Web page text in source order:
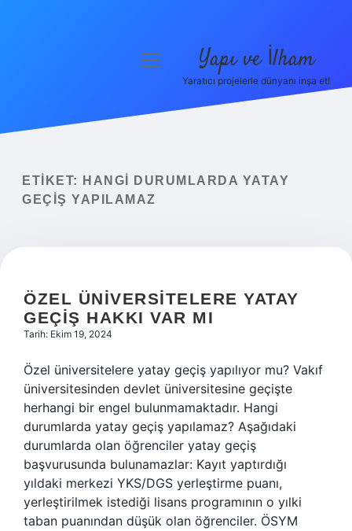
Yasal Uyarı
menüyü
Yapı ve İlham
Yaratıcı projelerle dünyanı inşa et!
ETIKET:
HANGI DURUMLARDA YATAY
GEÇIŞ YAPILAMAZ
ÖZEL ÜNIVERSITELERE YATAY
GEÇIŞ HAKKI VAR MI
Tarih: Ekim 19, 2024
Özel üniversitelere yatay geçiş yapılıyor mu? Vakıf
üniversitesinden devlet üniversitesine geçişte
herhangi bir engel bulunmamaktadır. Hangi
durumlarda yatay geçiş yapılamaz? Aşağıdaki
durumlarda olan öğrenciler yatay geçiş
başvurusunda bulunamazlar: Kayıt yaptırdığı
yıldaki merkezi YKS/DGS yerleştirme puanı,
yerleştirilmek istediği lisans programının o yılki
taban puanından düşük olan öğrenciler. ÖSYM